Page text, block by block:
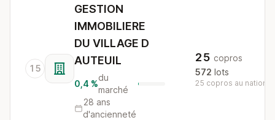
15
GESTION
IMMOBILIERE
DU VILLAGE D
AUTEUIL
0,4 %
du
marché
28 ans
d'ancienneté
25 copros
572 lots
25 copros au national